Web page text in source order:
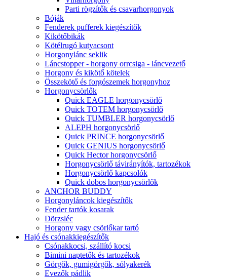
Parti rögzítők és csavarhorgonyok
Bóják
Fenderek pufferek kiegészítők
Kikötőbikák
Kötélrugó kutyacsont
Horgonylánc seklik
Láncstopper - horgony orrcsiga - láncvezető
Horgony és kikötő kötelek
Összekötő és forgószemek horgonyhoz
Horgonycsörlők
Quick EAGLE horgonycsörlő
Quick TOTEM horgonycsörlő
Quick TUMBLER horgonycsörlő
ALEPH horgonycsörlő
Quick PRINCE horgonycsörlő
Quick GENIUS horgonycsörlő
Quick Hector horgonycsörlő
Horgonycsörlő távirányítók, tartozékok
Horgonycsörlő kapcsolók
Quick dobos horgonycsörlők
ANCHOR BUDDY
Horgonyláncok kiegészítők
Fender tartók kosarak
Dörzsléc
Horgony vagy csörlőkar tartó
Hajó és csónakkiegészítők
Csónakkocsi, szállító kocsi
Bimini naptetők és tartozékok
Görgők, gumigörgők, sólyakerék
Evezők pádlik